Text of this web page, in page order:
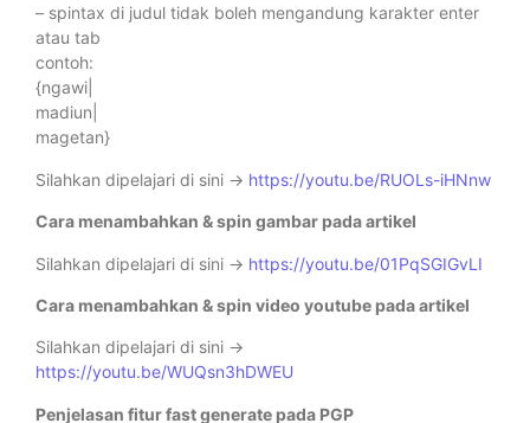
– spintax di judul tidak boleh mengandung karakter enter
atau tab
contoh:
{ngawi|
madiun|
magetan}
Silahkan dipelajari di sini -> https://youtu.be/RUOLs-iHNnw
Cara menambahkan & spin gambar pada artikel
Silahkan dipelajari di sini -> https://youtu.be/01PqSGIGvLI
Cara menambahkan & spin video youtube pada artikel
Silahkan dipelajari di sini ->
https://youtu.be/WUQsn3hDWEU
Penjelasan fitur fast generate pada PGP